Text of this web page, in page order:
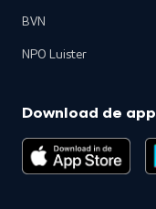
BVN
NPO Luister
Download de app